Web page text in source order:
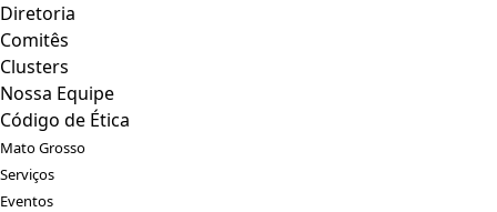
Diretoria
Comitês
Clusters
Nossa Equipe
Código de Ética
Mato Grosso
Serviços
Eventos